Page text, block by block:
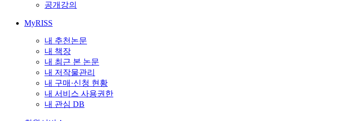
공개강의
MyRISS
내 추천논문
내 책장
내 최근 본 논문
내 저작물관리
내 구매·신청 현황
내 서비스 사용권한
내 관심 DB